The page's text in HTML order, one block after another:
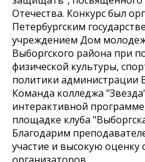
Отечества. Конкурс был
Петербургским
учреждением Дом
Выборгского района при
физической культуры,
политики администрации
Команда колледжа
интерактивной
площадке клуба
Благодарим
участие и высокую оценку